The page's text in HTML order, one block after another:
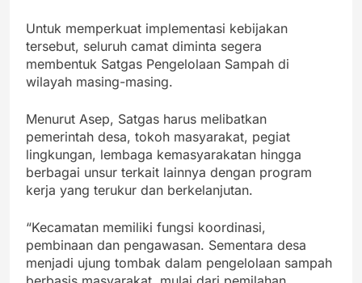
Untuk memperkuat implementasi kebijakan
tersebut, seluruh camat diminta segera
membentuk Satgas Pengelolaan Sampah di
wilayah masing-masing.
Menurut Asep, Satgas harus melibatkan
pemerintah desa, tokoh masyarakat, pegiat
lingkungan, lembaga kemasyarakatan hingga
berbagai unsur terkait lainnya dengan program
kerja yang terukur dan berkelanjutan.
“Kecamatan memiliki fungsi koordinasi,
pembinaan dan pengawasan. Sementara desa
menjadi ujung tombak dalam pengelolaan sampah